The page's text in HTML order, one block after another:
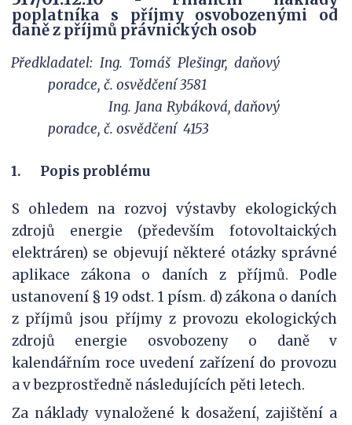
poplatníka s příjmy osvobozenými od
daně z příjmů právnických osob
Předkladatel: Ing. Tomáš Plešingr, daňový
poradce, č. osvědčení 3581
Ing. Jana Rybáková, daňový
poradce, č. osvědčení 4153
1. Popis problému
S ohledem na rozvoj výstavby ekologických
zdrojů energie (především fotovoltaických
elektráren) se objevují některé otázky správné
aplikace zákona o daních z příjmů. Podle
ustanovení § 19 odst. 1 písm. d) zákona o daních
z příjmů jsou příjmy z provozu ekologických
zdrojů energie osvobozeny o daně v
kalendářním roce uvedení zařízení do provozu
a v bezprostředně následujících pěti letech.
Za náklady vynaložené k dosažení, zajištění a